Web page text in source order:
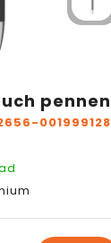
pennen
001999128